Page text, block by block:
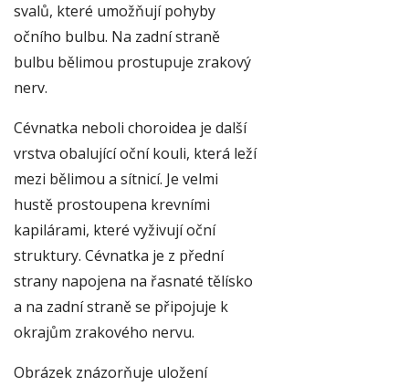
svalů, které umožňují pohyby
očního bulbu. Na zadní straně
bulbu bělimou prostupuje zrakový
nerv.
Cévnatka neboli choroidea je další
vrstva obalující oční kouli, která leží
mezi bělimou a sítnicí. Je velmi
hustě prostoupena krevními
kapilárami, které vyživují oční
struktury. Cévnatka je z přední
strany napojena na řasnaté tělísko
a na zadní straně se připojuje k
okrajům zrakového nervu.
Obrázek znázorňuje uložení